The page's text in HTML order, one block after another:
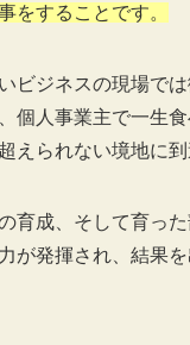
をすることです。
ビジネスの現場で
個人事業主で一生
えられない境地に到
育成、そして育っ
が発揮され、結果